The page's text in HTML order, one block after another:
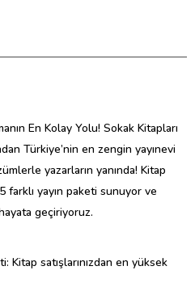
En Kolay Yolu! Sokak Kitapları
Türkiye’nin en zengin yayınevi
yazarların yanında! Kitap
farklı yayın paketi sunuyor ve
geçiriyoruz.
Kitap satışlarınızdan en yüksek